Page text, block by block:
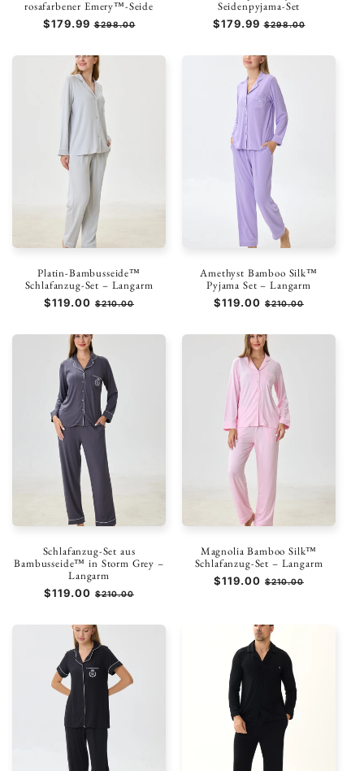
rosafarbener Emery™-Seide
Normaler
$179.99 Verkaufspreis
$298.00
Seidenpyjama-Set
Normaler
$179.99 Verkaufspreis
$298.00
Platin-Bambusseide™
Schlafanzug-Set – Langarm
Normaler
$119.00 Verkaufspreis
$210.00
Amethyst Bamboo Silk™
Pyjama Set – Langarm
Normaler
$119.00 Verkaufspreis
$210.00
Schlafanzug-Set aus
Bambusseide™ in Storm Grey –
Langarm
Normaler
$119.00 Verkaufspreis
$210.00
Magnolia Bamboo Silk™
Schlafanzug-Set – Langarm
Normaler
$119.00 Verkaufspreis
$210.00